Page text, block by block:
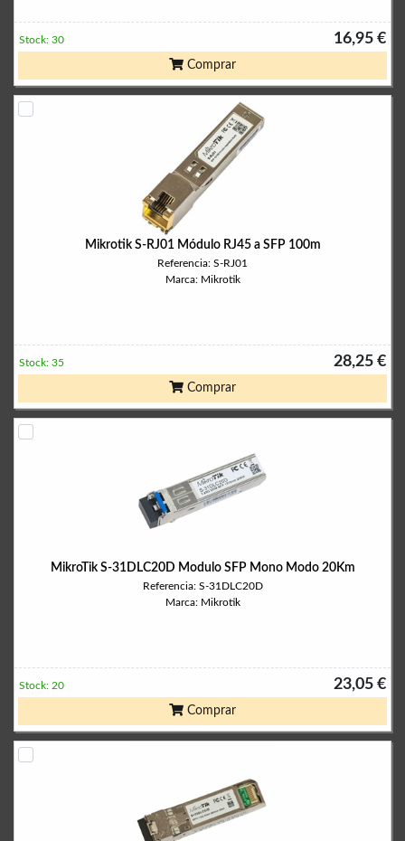
16,95 €
Stock: 30
Comprar
Mikrotik S-RJ01 Módulo RJ45 a SFP 100m
Referencia: S-RJ01
Marca: Mikrotik
28,25 €
Stock: 35
Comprar
MikroTik S-31DLC20D Modulo SFP Mono Modo 20Km
Referencia: S-31DLC20D
Marca: Mikrotik
23,05 €
Stock: 20
Comprar